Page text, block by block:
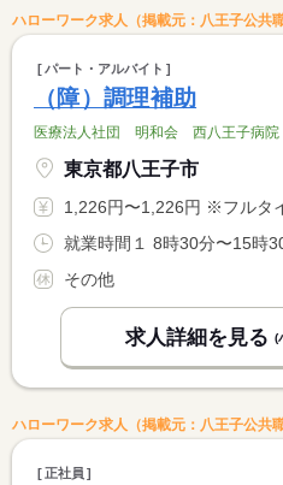
ハローワーク求人（掲載元：八王子公共
パート・アルバイト
（障）調理補助
医療法人社団 明和会 西八王子病院
東京都八王子市
1,226円〜1,226円 ※フルタイム求人の場合は月額（換算
その他
求人詳細を見る (
ハローワーク求人（掲載元：八王子公共
正社員